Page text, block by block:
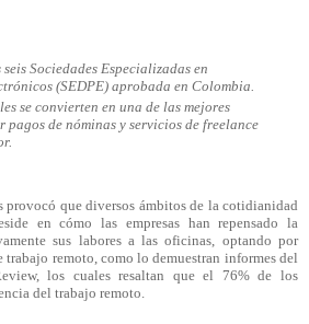
Sociedades Especializadas en
(SEDPE) aprobada en Colombia.
se convierten en una de las mejores
de nóminas y servicios de freelance
provocó que diversos ámbitos de la cotidianidad
en cómo las empresas han repensado la
sus labores a las oficinas, optando por
remoto, como lo demuestran informes del
los cuales resaltan que el 76% de los
del trabajo remoto.